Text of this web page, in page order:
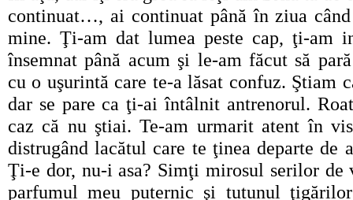
continuat…, ai continuat până în ziua
mine. Ţi-am dat lumea peste cap, ţi-am
însemnat până acum şi le-am făcut să
cu o uşurintă care te-a lăsat confuz. Ştiam
dar se pare ca ţi-ai întâlnit antrenorul.
caz că nu ştiai. Te-am urmarit atent în
distrugând lacătul care te ţinea departe de
Ţi-e dor, nu-i asa? Simţi mirosul serilor de
parfumul meu puternic şi tutunul